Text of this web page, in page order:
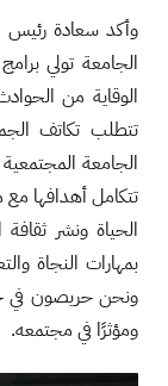
وأكد سعادة رئيس
الجامعة تولي
الوقاية من
تتطلب تكاتف
الجامعة
الحياة ونشر
بمهارات النجاة
ونحن حريصون في
ومؤثرًا في مجتمعه.